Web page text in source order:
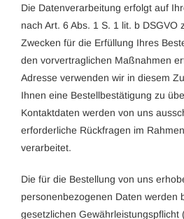
Die Datenverarbeitung erfolgt auf
nach Art. 6 Abs. 1 S. 1 lit. b DSGVO
Zwecken für die Erfüllung Ihres
den vorvertraglichen Maßnahmen
Adresse verwenden wir in diesem
Ihnen eine Bestellbestätigung zu
Kontaktdaten werden von uns
erforderliche Rückfragen im
verarbeitet.
Die für die Bestellung von uns
personenbezogenen Daten werden
gesetzlichen Gewährleistungspflicht